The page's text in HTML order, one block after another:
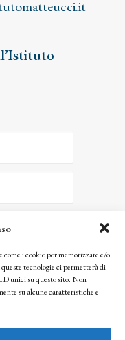
i cookie per memorizzare e/o
tecnologie ci permetterà di
unici su questo sito. Non
su alcune caratteristiche e
saranno trattate
Matteucci